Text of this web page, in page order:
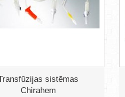
sistēmas
Chirahem